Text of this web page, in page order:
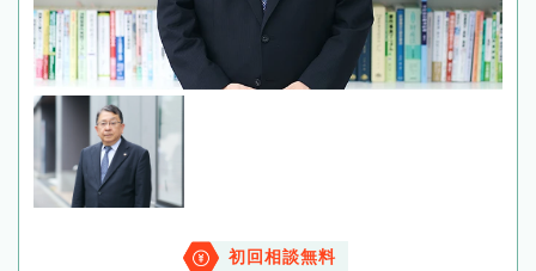
初回相談無料